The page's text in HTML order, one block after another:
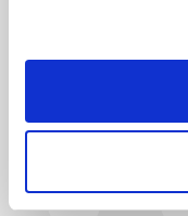
Samsung My